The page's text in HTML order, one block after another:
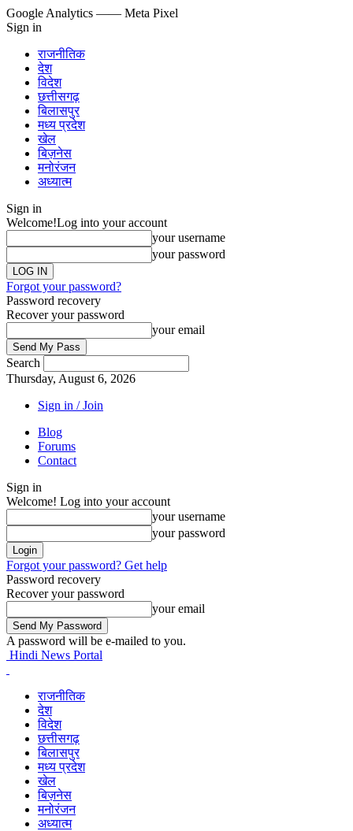
Google Analytics —— Meta Pixel
Sign in
राजनीतिक
देश
विदेश
छत्तीसगढ़
बिलासपुर
मध्य प्रदेश
खेल
बिज़नेस
मनोरंजन
अध्यात्म
Sign in
Welcome!Log into your account
your username
your password
Forgot your password?
Password recovery
Recover your password
your email
Search
Thursday, August 6, 2026
Sign in / Join
Blog
Forums
Contact
Sign in
Welcome! Log into your account
your username
your password
Forgot your password? Get help
Password recovery
Recover your password
your email
A password will be e-mailed to you.
Hindi News Portal
राजनीतिक
देश
विदेश
छत्तीसगढ़
बिलासपुर
मध्य प्रदेश
खेल
बिज़नेस
मनोरंजन
अध्यात्म